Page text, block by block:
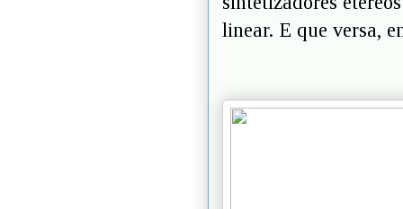
linear. E que versa,